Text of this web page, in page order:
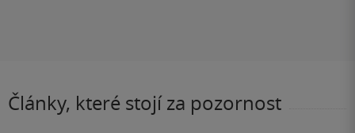
Články, které stojí za pozornost